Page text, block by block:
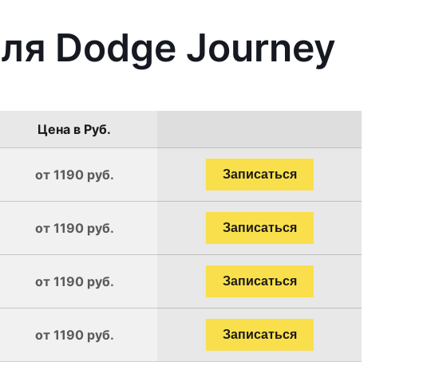
Dodge Journey
Цена в Руб.
от 1190 руб. Записаться
от 1190 руб. Записаться
от 1190 руб. Записаться
от 1190 руб. Записаться